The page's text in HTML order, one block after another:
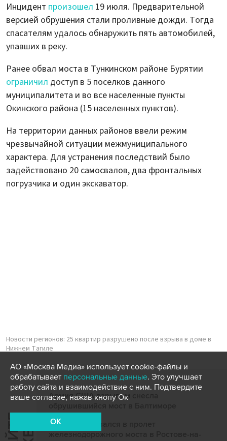
Инцидент произошел 19 июля. Предварительной
версией обрушения стали проливные дожди. Тогда
спасателям удалось обнаружить пять автомобилей,
упавших в реку.
Ранее обвал моста в Тункинском районе Бурятии
ограничил доступ в 5 поселков данного
муниципалитета и во все населенные пункты
Окинского района (15 населенных пунктов).
На территории данных районов ввели режим
чрезвычайной ситуации межмуниципального
характера. Для устранения последствий было
задействовано 20 самосвалов, два фронтальных
погрузчика и один экскаватор.
Новости регионов: 25 квартир разрушено после взрыва в доме в
Нижнем Тагиле
Армия США взрывом снесла
Сухогруз врезался в пролет
АО «Москва Медиа» использует cookie-файлы и
обрабатывает персональные данные. Это улучшает
работу сайта и взаимодействие с ним. Подтвердите
ваше согласие, нажав кнопу Ок
OK